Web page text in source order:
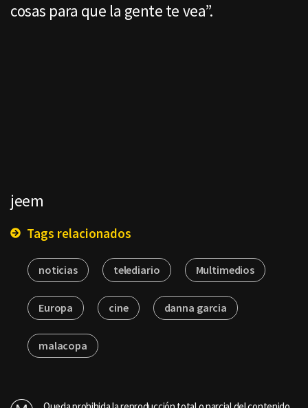
cosas para que la gente te vea”.
jeem
Tags relacionados
noticias telediario Multimedios
Europa cine danna garcia
malacopa